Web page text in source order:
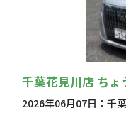
千葉花見川店 ち
2026年06月07日：千